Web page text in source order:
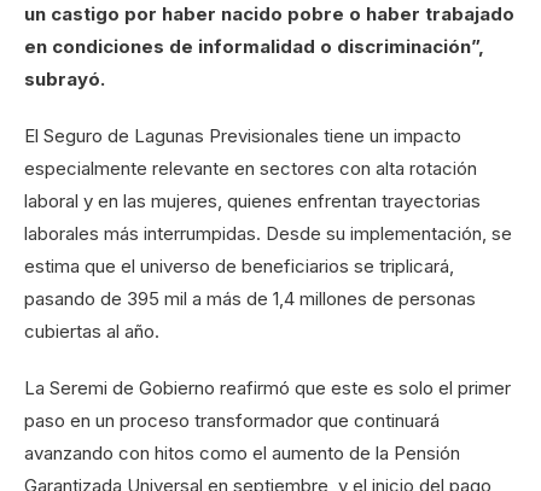
un castigo por haber nacido pobre o haber trabajado
en condiciones de informalidad o discriminación”,
subrayó.
El Seguro de Lagunas Previsionales tiene un impacto
especialmente relevante en sectores con alta rotación
laboral y en las mujeres, quienes enfrentan trayectorias
laborales más interrumpidas. Desde su implementación, se
estima que el universo de beneficiarios se triplicará,
pasando de 395 mil a más de 1,4 millones de personas
cubiertas al año.
La Seremi de Gobierno reafirmó que este es solo el primer
paso en un proceso transformador que continuará
avanzando con hitos como el aumento de la Pensión
Garantizada Universal en septiembre, y el inicio del pago